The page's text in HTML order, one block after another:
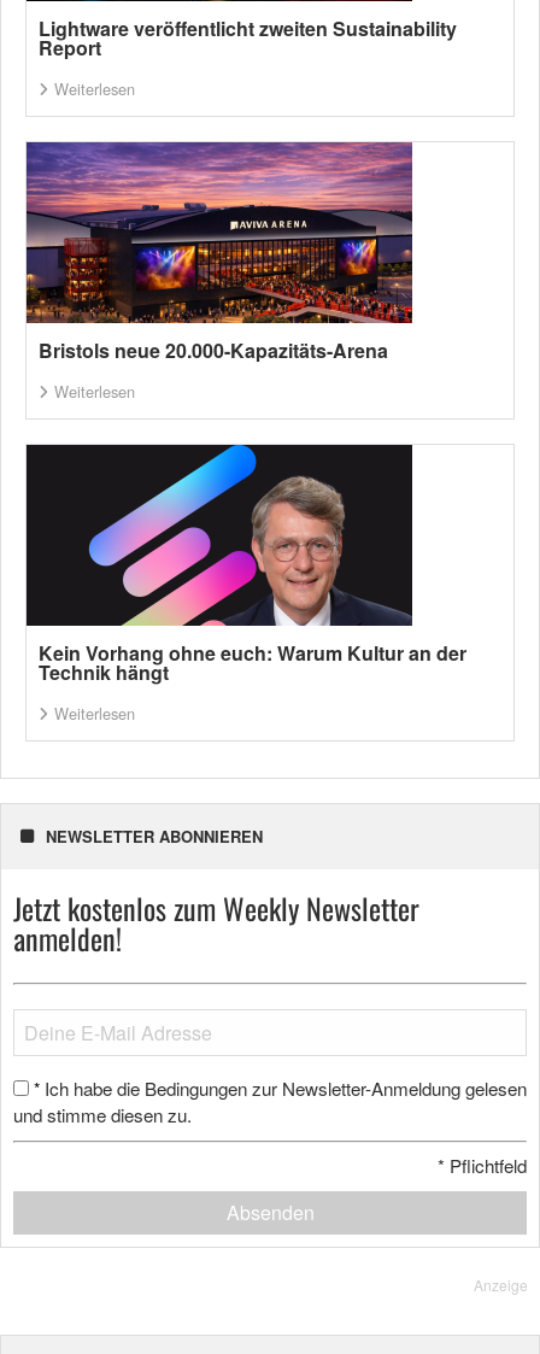
Lightware veröffentlicht zweiten Sustainability
Report
Weiterlesen
Bristols neue 20.000-Kapazitäts-Arena
Weiterlesen
Kein Vorhang ohne euch: Warum Kultur an der
Technik hängt
Weiterlesen
NEWSLETTER ABONNIEREN
Jetzt kostenlos zum Weekly Newsletter
anmelden!
* Ich habe die Bedingungen zur Newsletter-Anmeldung gelesen
und stimme diesen zu.
* Pflichtfeld
Absenden
Anzeige